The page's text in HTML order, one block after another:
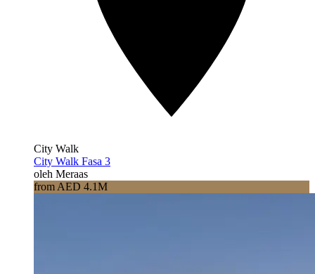
City Walk
City Walk Fasa 3
oleh Meraas
from AED 4.1M